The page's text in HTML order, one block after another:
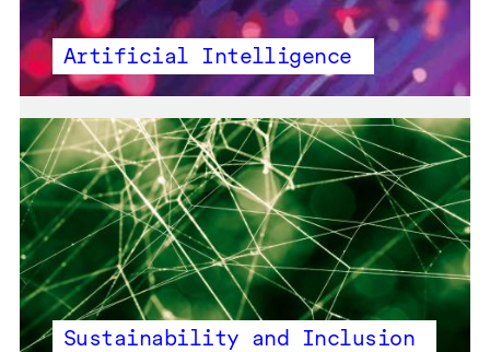
Artificial Intelligence
Sustainability and Inclusion